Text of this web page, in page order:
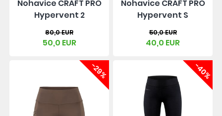
Nohavice CRAFT PRO
Hypervent 2
80,0 EUR
50,0 EUR
Nohavice CRAFT PRO
Hypervent S
50,0 EUR
40,0 EUR
-29% -40%